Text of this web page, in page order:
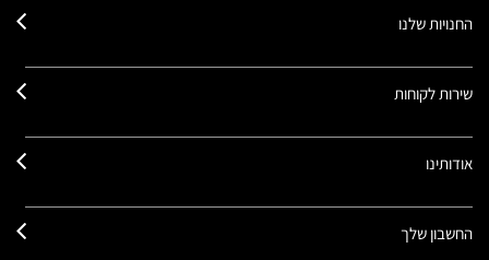
החנויות שלנו
שירות לקוחות
אודותינו
החשבון שלך